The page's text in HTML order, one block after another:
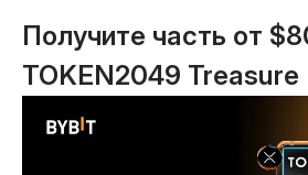
Получите часть от
TOKEN2049 Treasure